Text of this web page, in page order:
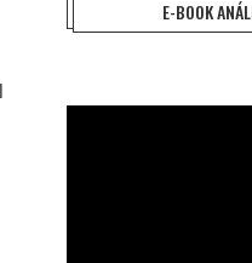
E-BOOK